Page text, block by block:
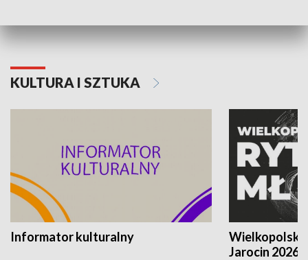
KULTURA I SZTUKA
Informator kulturalny
Jarocin 2026